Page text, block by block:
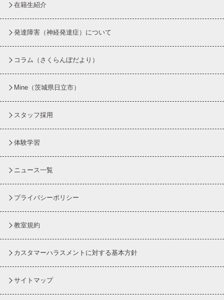
在籍生紹介
発達障害（神経発達症）について
コラム （さくらんぼだより）
Mine（茨城県日立市）
スタッフ採用
体験学習
ニュース一覧
プライバシーポリシー
教室規約
カスタマーハラスメントに対する基本方針
サイトマップ